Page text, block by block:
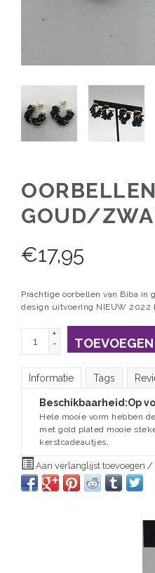
GOUD/
€17,95
Prachtige oorbellen van Biba
design uitvoering NIEUW 2022
+
-
Informatie Tags
Beschikbaarheid:Op
Hele mooie vorm hebben
met gold plated mooie
kerstcadeautjes.
Aan verlanglijst toevoegen /